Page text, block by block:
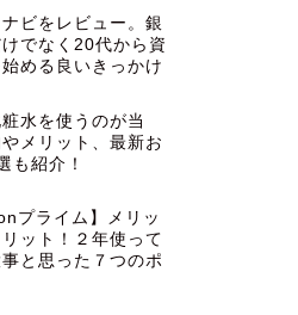
ビをレビュー。銀
でなく20代から資
める良いきっかけ
水を使うのが当
メリット、最新お
も紹介！
プライム】メリッ
リット！２年使って
と思った７つのポ